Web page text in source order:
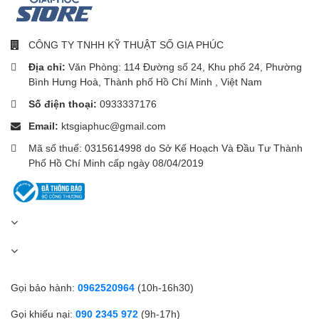
Đồng hành cùng Apple Pencil
và Magic Keyboard
iPad Air 5 M1 2022 được xây dựng để tương thích với bút Apple
Pencil thế hệ mới. Nhờ đó, chủ nhân chiếc iPad sẽ thoải mái tận
dụng chiếc bút để viết, vẽ, ghi chú hoặc đánh dấu trên ảnh chụp
màn hình cũng như các hình ảnh khác. Sản phẩm cũng hỗ trợ
Smart keyboard Folio hoặc Magic Keyboard, giúp cho việc nhập
liệu trở nên nhanh chóng và đem lại sự hỗ trợ chuyên nghiệp
không thua kém bất cứ chiếc laptop nào.
Kết nối nhanh chóng qua USB-
C
với tốc độ truyền tải nhanh gấp hai lần so với thế hệ trước. Nhờ
nhanh chóng, dễ dàng hơn bao giờ hết. Bạn cũng có thể thông
CÔNG TY TNHH KỸ THUẬT SỐ GIA PHÚC
Địa chỉ: Văn Phòng: 114 Đường số 24, Khu phố 24, Phường
Bình Hưng Hoà, Thành phố Hồ Chí Minh , Việt Nam
Số điện thoại: 0933337176
Email: ktsgiaphuc@gmail.com
Mã số thuế: 0315614998 do Sở Kế Hoạch Và Đầu Tư Thành
Phố Hồ Chí Minh cấp ngày 08/04/2019
Gọi bảo hành: 0962520964 (10h-16h30)
Gọi khiếu nại: 090 2345 972 (9h-17h)